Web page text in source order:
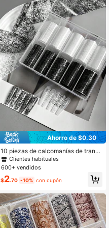
Ahorro de $0.30
10 piezas de calcomanías de transf
erencia de lámina de arte de uñas c
on patrón de red hueca francesa en
blanco y negro con respaldo adhesi
vo
Clientes habituales
600+ vendidos
$2.70 -10% con cupón